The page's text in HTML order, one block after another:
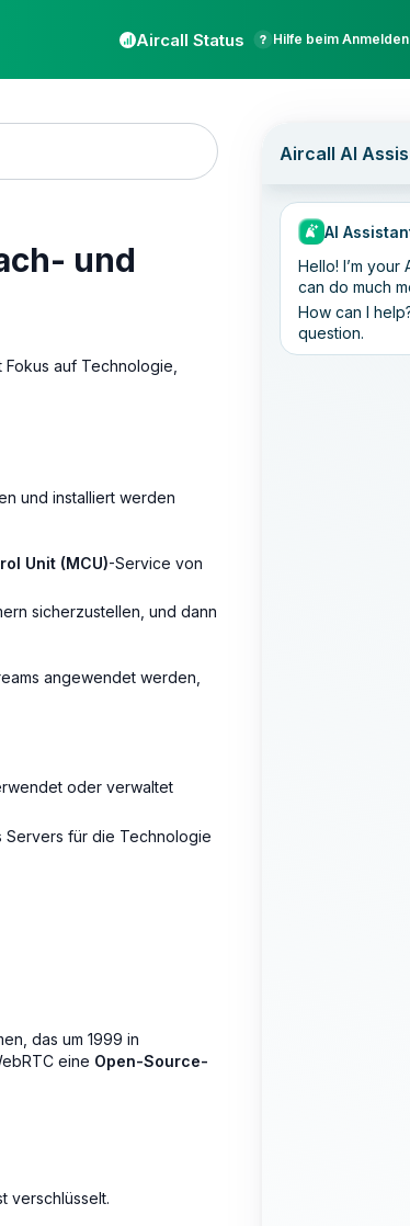
Aircall Status Hilfe beim Anmelden
und
auf Technologie,
und installiert werden
Unit (MCU)-Service von
sicherzustellen, und dann
angewendet werden,
oder verwaltet
Servers für die Technologie
das um 1999 in
eine Open-Source-
verschlüsselt.